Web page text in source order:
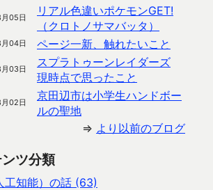
05日
リアル色違いポケモンGET!
（クロトノサマバッタ）
04日 ページ一新、触れたいこと
03日
スプラトゥーンレイダーズ
現時点で思ったこと
02日
京田辺市は小学生ハンドボー
ルの聖地
⇒ より以前のブログ
ツ分類
工知能）の話 (63)